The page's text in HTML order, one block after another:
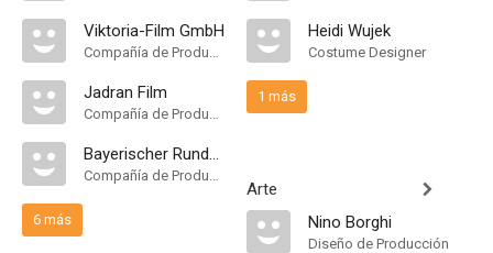
Viktoria-Film GmbH
Compañía de Produccion
Jadran Film
Compañía de Produccion
Bayerischer Rundfunk
Compañía de Produccion
6 más
Heidi Wujek
Costume Designer
1 más
Arte
Nino Borghi
Diseño de Producción